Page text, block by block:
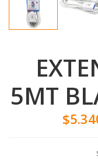
5MT